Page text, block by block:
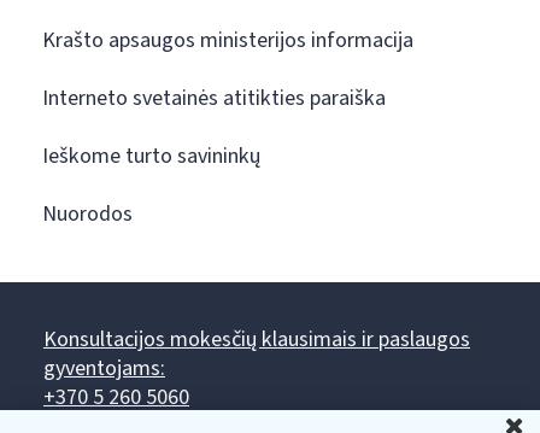
Krašto apsaugos ministerijos informacija
Interneto svetainės atitikties paraiška
Ieškome turto savininkų
Nuorodos
Konsultacijos mokesčių klausimais ir paslaugos
gyventojams:
+370 5 260 5060